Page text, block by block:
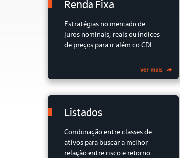
Renda Fixa
Estratégias no mercado de
juros nominais, reais ou índices
de preços para ir além do CDI
ver mais
Listados
Combinação entre classes de
ativos para buscar a melhor
relação entre risco e retorno